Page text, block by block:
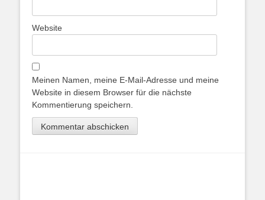
Website
Meinen Namen, meine E-Mail-Adresse und meine
Website in diesem Browser für die nächste
Kommentierung speichern.